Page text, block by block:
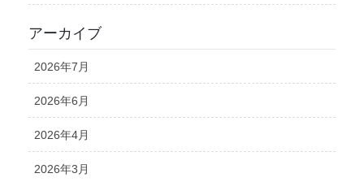
アーカイブ
2026年7月
2026年6月
2026年4月
2026年3月